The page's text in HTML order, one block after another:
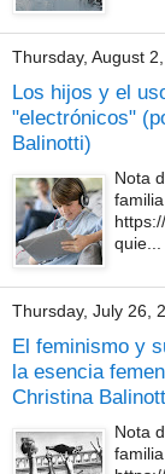
Thursday, August
Los hijos y el
"electrónicos"
Balinotti)
Nota
quie...
Thursday, July 26,
El feminismo y
la esencia
Christina
Nota